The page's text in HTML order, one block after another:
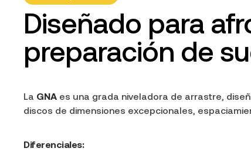
Diseñado para
preparación de
La GNA es una grada niveladora de arrastre,
discos de dimensiones excepcionales,
Diferenciales: